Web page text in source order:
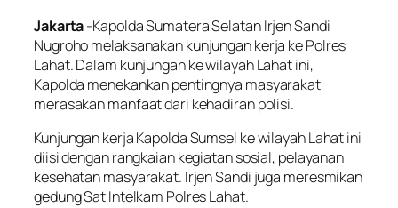
Jakarta-Kapolda Sumatera Selatan Irjen Sandi
Nugroho melaksanakan kunjungan kerja ke Polres
Lahat. Dalam kunjungan ke wilayah Lahat ini,
Kapolda menekankan pentingnya masyarakat
merasakan manfaat dari kehadiran polisi.
Kunjungan kerja Kapolda Sumsel ke wilayah Lahat ini
diisi dengan rangkaian kegiatan sosial, pelayanan
kesehatan masyarakat. Irjen Sandi juga meresmikan
gedung Sat Intelkam Polres Lahat.